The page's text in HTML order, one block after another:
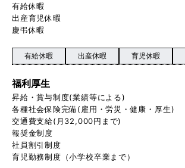
有給休暇
出産育児休暇
慶弔休暇
有給休暇 出産休暇 育児休暇
福利厚生
昇給・賞与制度(業績等による)
各種社会保険完備(雇用・労災・健康・厚生)
交通費支給(月32,000円まで)
報奨金制度
社員割引制度
育児勤務制度（小学校卒業まで）